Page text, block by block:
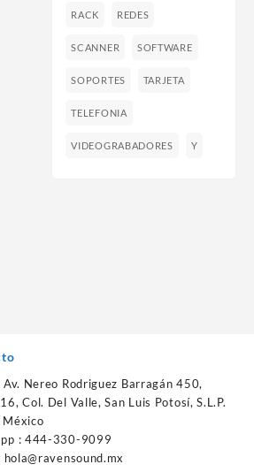
RACK REDES
SCANNER SOFTWARE
SOPORTES TARJETA
TELEFONIA
VIDEOGRABADORES Y
Av. Nereo Rodriguez Barragán 450,
Col. Del Valle, San Luis Potosí, S.L.P.
: 444-330-9099
hola@ravensound.mx